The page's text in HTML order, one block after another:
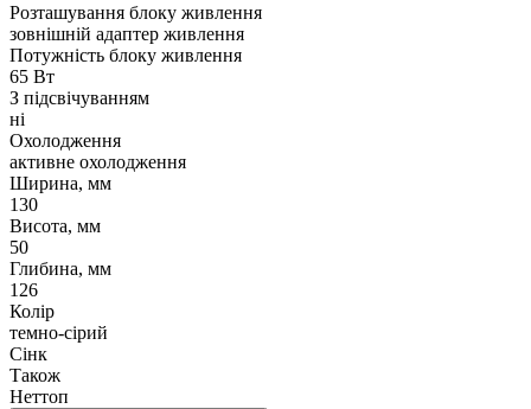
Розташування блоку живлення
зовнішній адаптер живлення
Потужність блоку живлення
65 Вт
З підсвічуванням
ні
Охолодження
активне охолодження
Ширина, мм
130
Висота, мм
50
Глибина, мм
126
Колір
темно-сірий
Сінк
Також
Неттоп